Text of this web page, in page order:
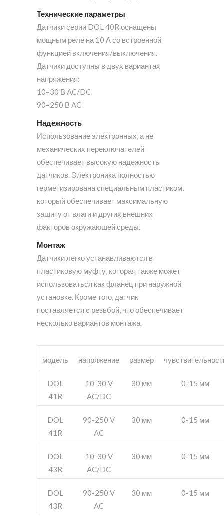
Технические параметры
Датчики серии DOL 40R оснащены
мощным реле на 10 А со встроенной
функцией включения/выключения.
Датчики доступны в двух вариантах
напряжения:
10–30 В AC/DC
90–250 В AC
Надежность
Использование электронных, а не
механических переключателей
обеспечивает высокую надежность
датчиков. Электроника полностью
герметизирована специальным пластиком,
который обеспечивает максимальную
защиту от влаги и других внешних
факторов окружающей среды.
Монтаж
Датчики легко устанавливаются в
пластиковую муфту, которая также может
использоваться как фланец при наружной
установке. Кроме того, датчик
поставляется с резьбой, что обеспечивает
несколько вариантов монтажа.
модель напряжение размер
DOL
41R
10-30 V
AC/DC
30 мм 0-15 мм
DOL
41R
90-250 V
AC
30 мм 0-15 мм
DOL
43R
10-30 V
AC/DC
30 мм 0-15 мм
DOL
43R
90-250 V
AC
30 мм 0-15 мм